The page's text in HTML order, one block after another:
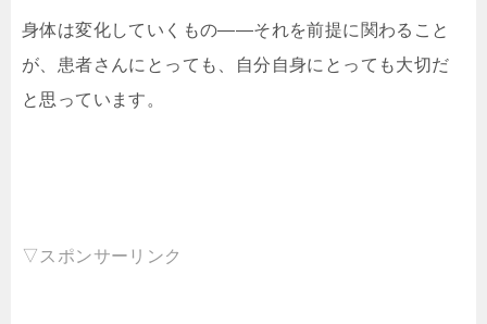
身体は変化していくもの——それを前提に関わること
が、患者さんにとっても、自分自身にとっても大切だ
と思っています。
▽スポンサーリンク